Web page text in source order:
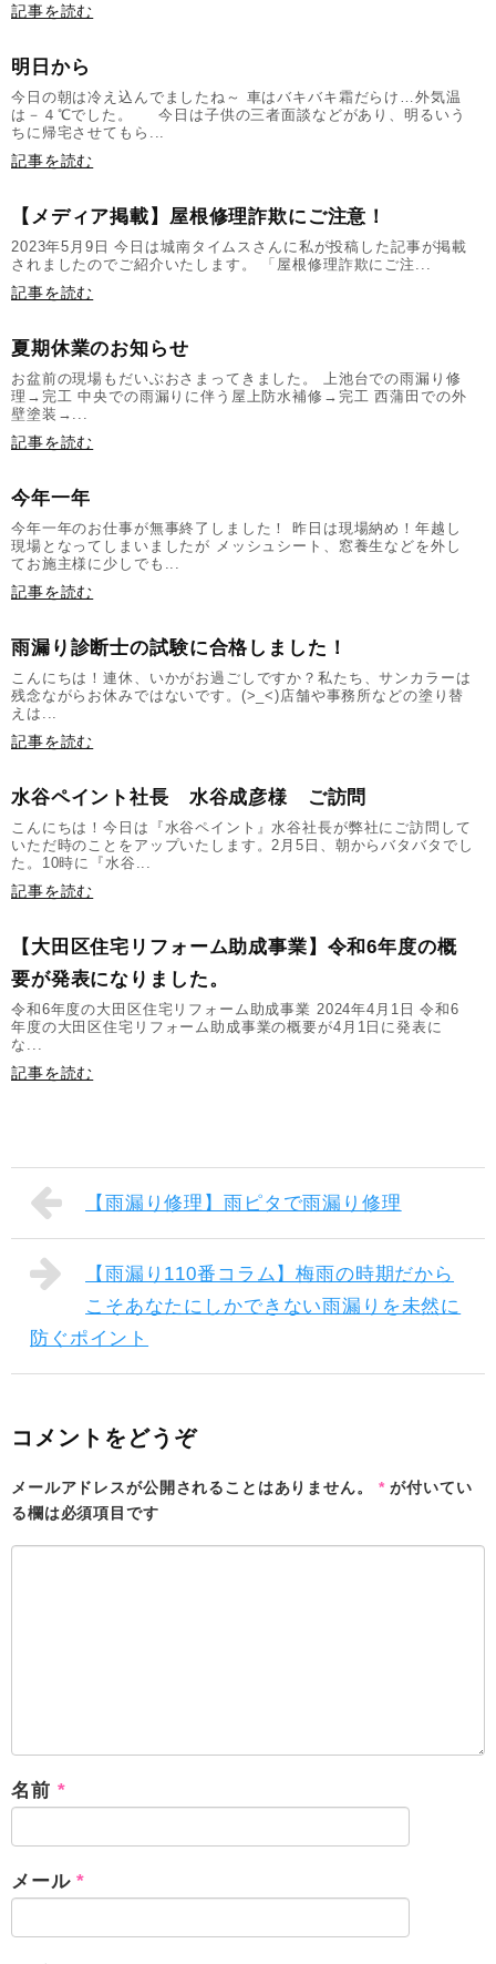
記事を読む
明日から
今日の朝は冷え込んでましたね～ 車はバキバキ霜だらけ…外気温
は－４℃でした。 今日は子供の三者面談などがあり、明るいう
ちに帰宅させてもら...
記事を読む
【メディア掲載】屋根修理詐欺にご注意！
2023年5月9日 今日は城南タイムスさんに私が投稿した記事が掲載
されましたのでご紹介いたします。 「屋根修理詐欺にご注...
記事を読む
夏期休業のお知らせ
お盆前の現場もだいぶおさまってきました。 上池台での雨漏り修
理→完工 中央での雨漏りに伴う屋上防水補修→完工 西蒲田での外
壁塗装→...
記事を読む
今年一年
今年一年のお仕事が無事終了しました！ 昨日は現場納め！年越し
現場となってしまいましたが メッシュシート、窓養生などを外し
てお施主様に少しでも...
記事を読む
雨漏り診断士の試験に合格しました！
こんにちは！連休、いかがお過ごしですか？私たち、サンカラーは
残念ながらお休みではないです。(>_<)店舗や事務所などの塗り替
えは...
記事を読む
水谷ペイント社長 水谷成彦様 ご訪問
こんにちは！今日は『水谷ペイント』水谷社長が弊社にご訪問して
いただ時のことをアップいたします。2月5日、朝からバタバタでし
た。10時に『水谷...
記事を読む
【大田区住宅リフォーム助成事業】令和6年度の概
要が発表になりました。
令和6年度の大田区住宅リフォーム助成事業 2024年4月1日 令和6
年度の大田区住宅リフォーム助成事業の概要が4月1日に発表に
な...
記事を読む
【雨漏り修理】雨ピタで雨漏り修理
【雨漏り110番コラム】梅雨の時期だから
こそあなたにしかできない雨漏りを未然に
防ぐポイント
コメントをどうぞ
メールアドレスが公開されることはありません。 *が付いてい
る欄は必須項目です
名前 *
メール*